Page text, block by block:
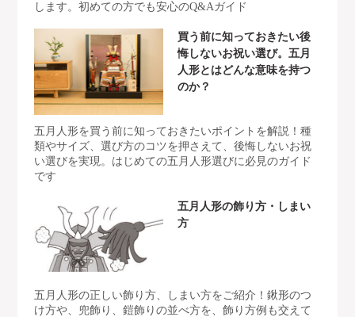
します。初めての方でも安心のQ&Aガイド
買う前に知っておきたい後
悔しないお祝い選び。五月
人形とはどんな意味を持つ
のか？
五月人形を買う前に知っておきたいポイントを解説！種
類やサイズ、選び方のコツを押さえて、後悔しないお祝
い選びを実現。はじめての五月人形選びに必見のガイド
です
五月人形の飾り方・しまい
方
五月人形の正しい飾り方、しまい方をご紹介！鍬形のつ
け方や、兜飾り、鎧飾りの並べ方を、飾り方例も交えて